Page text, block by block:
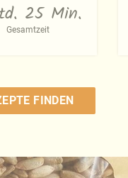
25 Min.
Gesamtzeit
FINDEN